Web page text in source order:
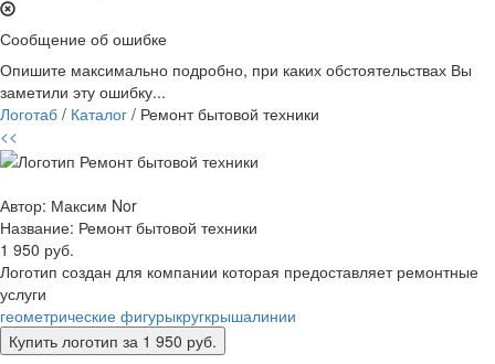
Сообщение об ошибке
Опишите максимально подробно, при каких обстоятельствах Вы
заметили эту ошибку...
Логотаб / Каталог / Ремонт бытовой техники
<<
Автор: Максим Nor
Название: Ремонт бытовой техники
1 950 руб.
Логотип создан для компании которая предоставляет ремонтные
услуги
геометрические фигурыкругкрышалинии